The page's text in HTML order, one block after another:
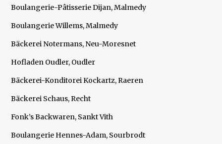
Boulangerie-Pâtisserie Dijan, Malmedy
Boulangerie Willems, Malmedy
Bäckerei Notermans, Neu-Moresnet
Hofladen Oudler, Oudler
Bäckerei-Konditorei Kockartz, Raeren
Bäckerei Schaus, Recht
Fonk’s Backwaren, Sankt Vith
Boulangerie Hennes-Adam, Sourbrodt